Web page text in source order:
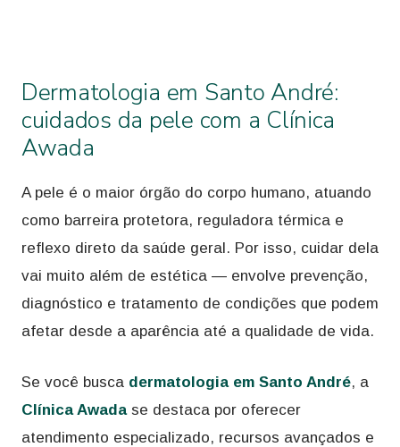
Dermatologia em Santo André:
cuidados da pele com a Clínica
Awada
A pele é o maior órgão do corpo humano, atuando
como barreira protetora, reguladora térmica e
reflexo direto da saúde geral. Por isso, cuidar dela
vai muito além de estética — envolve prevenção,
diagnóstico e tratamento de condições que podem
afetar desde a aparência até a qualidade de vida.
Se você busca dermatologia em Santo André, a
Clínica Awadase destaca por oferecer
atendimento especializado, recursos avançados e